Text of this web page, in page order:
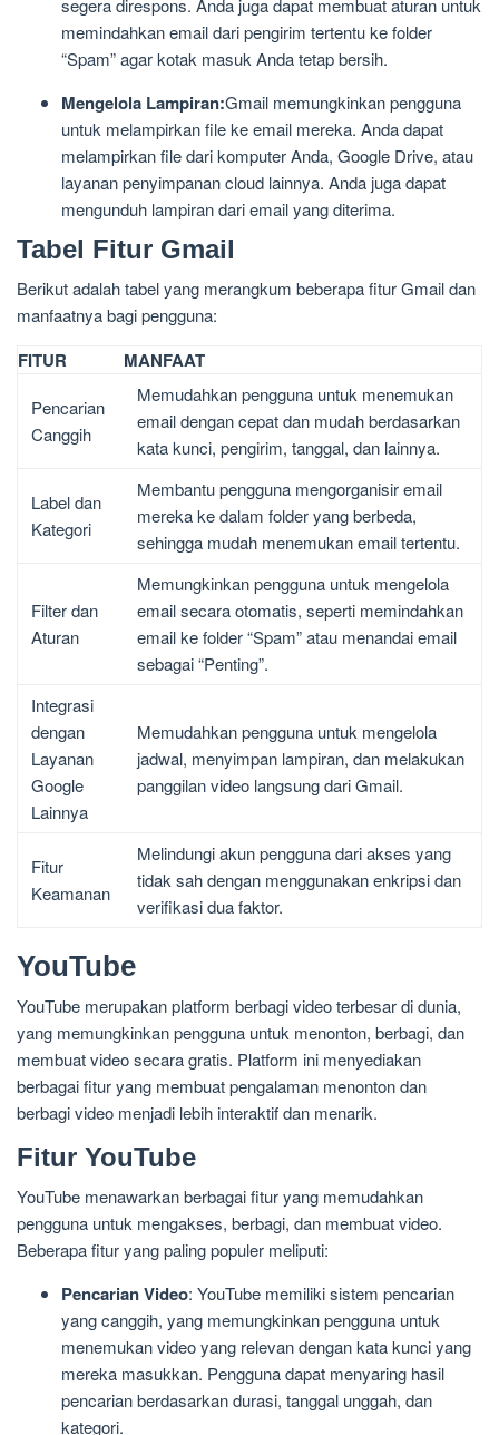
memindahkan email dari pengirim tertentu ke folder
“Spam” agar kotak masuk Anda tetap bersih.
Mengelola Lampiran:Gmail memungkinkan pengguna
untuk melampirkan file ke email mereka. Anda dapat
melampirkan file dari komputer Anda, Google Drive, atau
layanan penyimpanan cloud lainnya. Anda juga dapat
mengunduh lampiran dari email yang diterima.
Tabel Fitur Gmail
Berikut adalah tabel yang merangkum beberapa fitur Gmail dan
manfaatnya bagi pengguna:
FITUR MANFAAT
Pencarian
Canggih
Memudahkan pengguna untuk menemukan
email dengan cepat dan mudah berdasarkan
kata kunci, pengirim, tanggal, dan lainnya.
Label dan
Kategori
Membantu pengguna mengorganisir email
mereka ke dalam folder yang berbeda,
sehingga mudah menemukan email tertentu.
Filter dan
Aturan
Memungkinkan pengguna untuk mengelola
email secara otomatis, seperti memindahkan
email ke folder “Spam” atau menandai email
sebagai “Penting”.
Integrasi
dengan
Layanan
Google
Lainnya
Memudahkan pengguna untuk mengelola
jadwal, menyimpan lampiran, dan melakukan
panggilan video langsung dari Gmail.
Fitur
Keamanan
Melindungi akun pengguna dari akses yang
tidak sah dengan menggunakan enkripsi dan
verifikasi dua faktor.
YouTube
YouTube merupakan platform berbagi video terbesar di dunia,
yang memungkinkan pengguna untuk menonton, berbagi, dan
membuat video secara gratis. Platform ini menyediakan
berbagai fitur yang membuat pengalaman menonton dan
berbagi video menjadi lebih interaktif dan menarik.
Fitur YouTube
YouTube menawarkan berbagai fitur yang memudahkan
pengguna untuk mengakses, berbagi, dan membuat video.
Beberapa fitur yang paling populer meliputi:
Pencarian Video: YouTube memiliki sistem pencarian
yang canggih, yang memungkinkan pengguna untuk
menemukan video yang relevan dengan kata kunci yang
mereka masukkan. Pengguna dapat menyaring hasil
pencarian berdasarkan durasi, tanggal unggah, dan
kategori.